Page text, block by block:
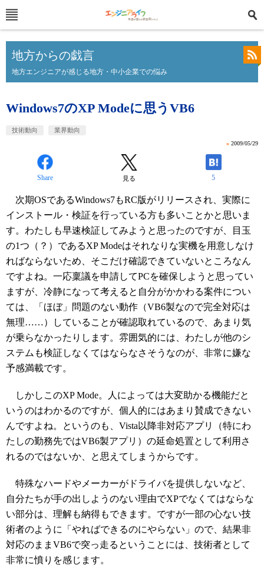
地方からの戯言
地方エンジニアが感じる地方・中小企業での悩み
Windows7のXP Modeに思うVB6
技術動向 業界動向
» 2009/05/29
Share 見る 5
次期OSであるWindows7もRC版がリリースされ、実際に
インストール・検証を行っている方も多いことかと思いま
す。わたしも早速検証してみようと思ったのですが、目玉
の1つ（？）であるXP Modeはそれなりな実機を用意しなけ
ればならないため、そこだけ確認できていないところなん
ですよね。一応稟議を申請してPCを確保しようと思ってい
ますが、冷静になって考えると自分がかかわる案件につい
ては、「ほぼ」問題のない動作（VB6製なので完全対応は
無理……）していることが確認取れているので、あまり気
が乗らなかったりします。雰囲気的には、わたしが他のシ
ステムも検証しなくてはならなさそうなのが、非常に嫌な
予感満載です。
しかしこのXP Mode。人によっては大変助かる機能だと
いうのはわかるのですが、個人的にはあまり賛成できない
んですよね。というのも、Vista以降非対応アプリ（特にわ
たしの勤務先ではVB6製アプリ）の延命処置として利用さ
れるのではないか、と思えてしまうからです。
特殊なハードやメーカーがドライバを提供しないなど、
自分たちが手の出しようのない理由でXPでなくてはならな
い部分は、理解も納得もできます。ですが一部の心ない技
術者のように「やればできるのにやらない」ので、結果非
対応のままVB6で突っ走るということには、技術者として
非常に憤りを感じます。